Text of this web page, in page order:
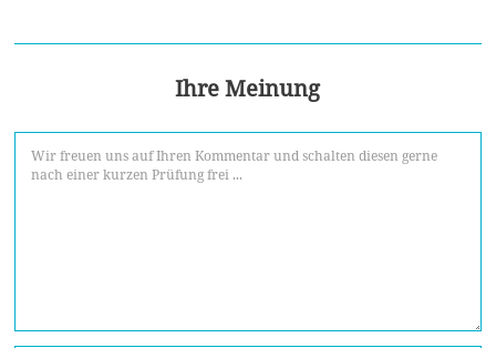
Ihre Meinung